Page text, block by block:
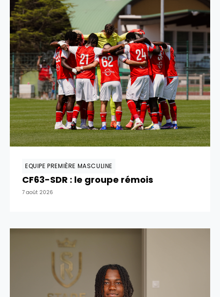
EQUIPE PREMIÈRE MASCULINE
CF63-SDR : le groupe rémois
7 août 2026